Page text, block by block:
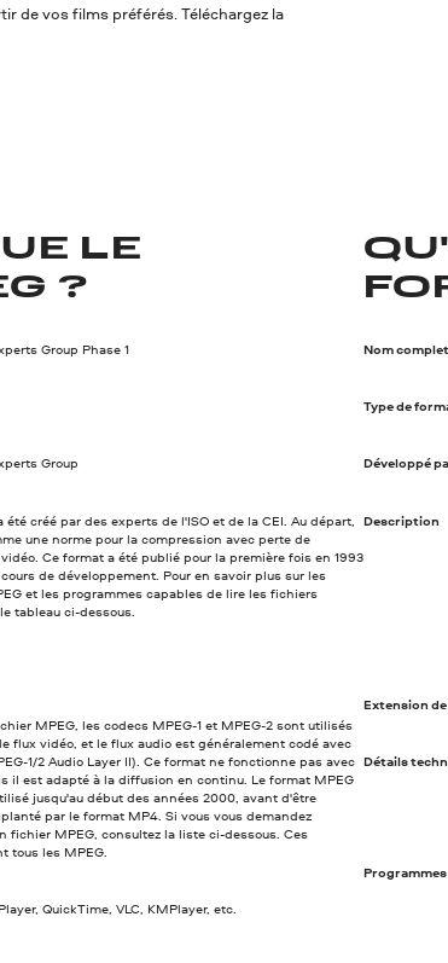
de vos films préférés. Téléchargez la
LE
?
Group Phase 1
Group
été créé par des experts de l'ISO et de la CEI. Au départ,
une norme pour la compression avec perte de
Ce format a été publié pour la première fois en 1993
de développement. Pour en savoir plus sur les
et les programmes capables de lire les fichiers
tableau ci-dessous.
MPEG, les codecs MPEG-1 et MPEG-2 sont utilisés
flux vidéo, et le flux audio est généralement codé avec
1/2 Audio Layer II). Ce format ne fonctionne pas avec
il est adapté à la diffusion en continu. Le format MPEG
jusqu'au début des années 2000, avant d'être
par le format MP4. Si vous vous demandez
fichier MPEG, consultez la liste ci-dessous. Ces
tous les MPEG.
QuickTime, VLC, KMPlayer, etc.
Nom complet
Type de
Développé
Description
Extension
Détails